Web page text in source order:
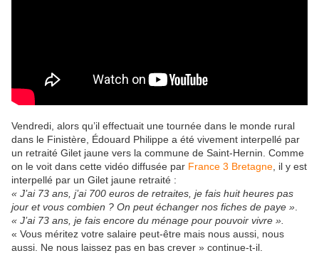
Vendredi, alors qu’il effectuait une tournée dans le monde rural
dans le Finistère, Édouard Philippe a été vivement interpellé par
un retraité Gilet jaune vers la commune de Saint-Hernin. Comme
on le voit dans cette vidéo diffusée par France 3 Bretagne , il y est
interpellé par un Gilet jaune retraité :
« J’ai 73 ans, j’ai 700 euros de retraites, je fais huit heures pas
jour et vous combien ? On peut échanger nos fiches de paye »
« J’ai 73 ans, je fais encore du ménage pour pouvoir vivre ».
« Vous méritez votre salaire peut-être mais nous aussi, nous
aussi. Ne nous laissez pas en bas crever » continue-t-il.